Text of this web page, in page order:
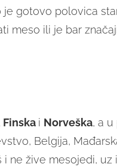
je gotovo polovica
meso ili je bar
Finska i Norveška, a u
Belgija,
i ne žive mesojedi, uz